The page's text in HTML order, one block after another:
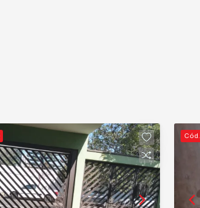
Cód.